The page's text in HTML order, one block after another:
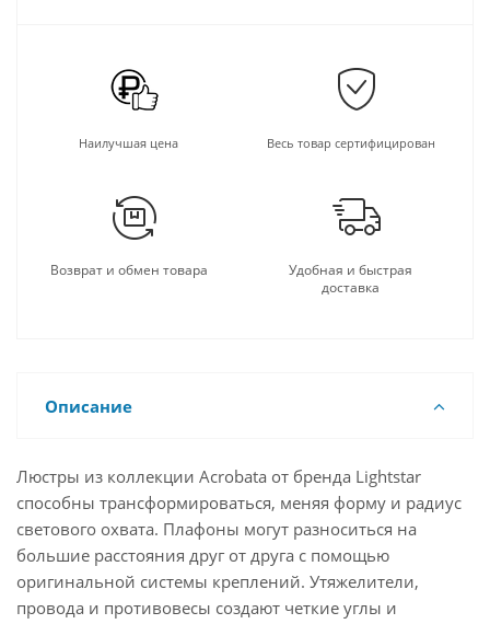
Наилучшая цена Весь товар сертифицирован
Возврат и обмен товара
Удобная и быстрая
доставка
Описание
Люстры из коллекции Acrobata от бренда Lightstar
способны трансформироваться, меняя форму и радиус
светового охвата. Плафоны могут разноситься на
большие расстояния друг от друга с помощью
оригинальной системы креплений. Утяжелители,
провода и противовесы создают четкие углы и